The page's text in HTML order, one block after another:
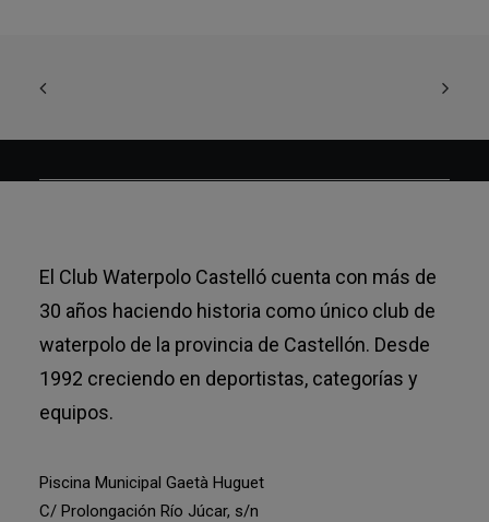
El Club Waterpolo Castelló cuenta con más de
30 años haciendo historia como único club de
waterpolo de la provincia de Castellón. Desde
1992 creciendo en deportistas, categorías y
equipos.
Piscina Municipal Gaetà Huguet
C/ Prolongación Río Júcar, s/n